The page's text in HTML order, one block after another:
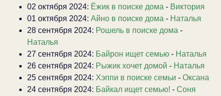
02 октября 2024: Ёжик в поиске дома - Виктория
01 октября 2024: Айно в поиске дома - Наталья
28 сентября 2024: Рошель в поиске дома -
Наталья
27 сентября 2024: Байрон ищет семью - Наталья
26 сентября 2024: Рыжик хочет домой - Наталья
25 сентября 2024: Хэппи в поиске семьи - Оксана
24 сентября 2024: Байкал ищет семью! - Соня